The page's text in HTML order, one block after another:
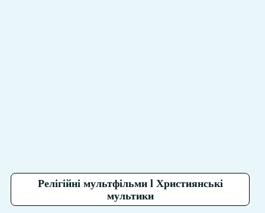
Релігійні мультфільми l Християнські
мультики